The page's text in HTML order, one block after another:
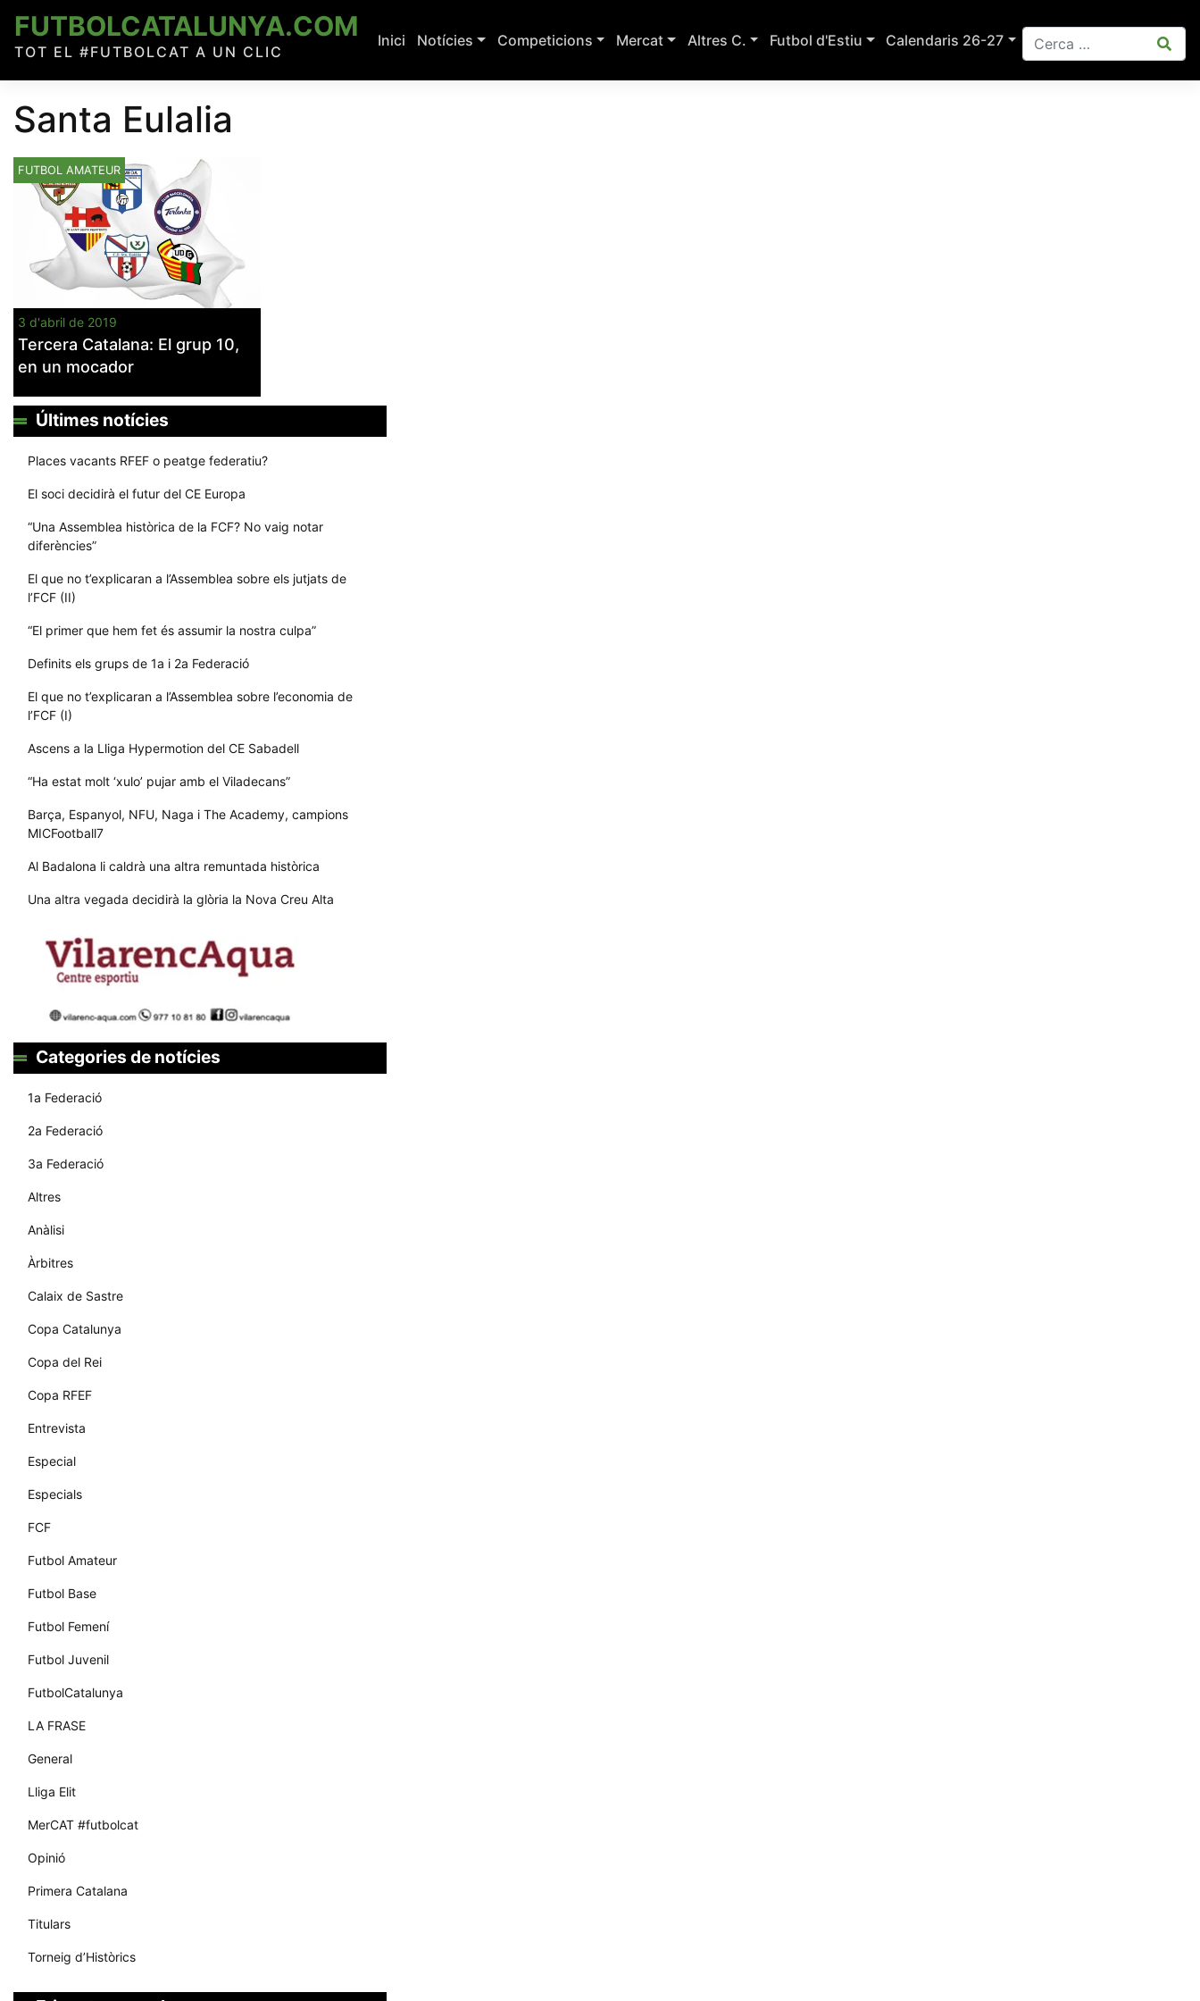
content
FUTBOLCATALUNYA.COM
TOT EL #FUTBOLCAT A UN CLIC
Inici Notícies Competicions Mercat Altres C. Futbol d'Estiu Calendaris 26-27
Santa Eulalia
FUTBOL AMATEUR
3 d'abril de 2019
Tercera Catalana: El grup 10,
en un mocador
Últimes notícies
Places vacants RFEF o peatge federatiu?
El soci decidirà el futur del CE Europa
“Una Assemblea històrica de la FCF? No vaig notar
diferències”
El que no t’explicaran a l’Assemblea sobre els jutjats de
l’FCF (II)
“El primer que hem fet és assumir la nostra culpa”
Definits els grups de 1a i 2a Federació
El que no t’explicaran a l’Assemblea sobre l’economia de
l’FCF (I)
Ascens a la Lliga Hypermotion del CE Sabadell
“Ha estat molt ‘xulo’ pujar amb el Viladecans”
Barça, Espanyol, NFU, Naga i The Academy, campions
MICFootball7
Al Badalona li caldrà una altra remuntada històrica
Una altra vegada decidirà la glòria la Nova Creu Alta
Categories de notícies
1a Federació
2a Federació
3a Federació
Altres
Anàlisi
Àrbitres
Calaix de Sastre
Copa Catalunya
Copa del Rei
Copa RFEF
Entrevista
Especial
Especials
FCF
Futbol Amateur
Futbol Base
Futbol Femení
Futbol Juvenil
FutbolCatalunya
LA FRASE
General
Lliga Elit
MerCAT #futbolcat
Opinió
Primera Catalana
Titulars
Torneig d’Històrics